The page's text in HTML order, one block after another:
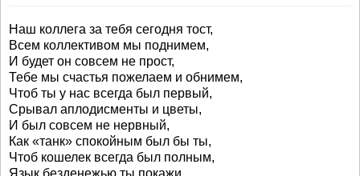
Наш коллега за тебя сегодня тост,
Всем коллективом мы поднимем,
И будет он совсем не прост,
Тебе мы счастья пожелаем и обнимем,
Чтоб ты у нас всегда был первый,
Срывал аплодисменты и цветы,
И был совсем не нервный,
Как «танк» спокойным был бы ты,
Чтоб кошелек всегда был полным,
Язык безденежью ты покажи,